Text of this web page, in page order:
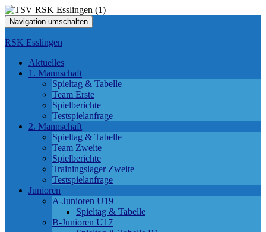
Navigation umschalten
RSK Esslingen
Aktuelles
1. Mannschaft
Spieltag & Tabelle
Team Erste
Spielberichte
Testspielanfrage
2. Mannschaft
Spieltag & Tabelle
Team Zweite
Spielberichte
Trainingslager Zweite
Testspielanfrage
Junioren
A-Junioren U19
Spieltag & Tabelle
B-Junioren U17